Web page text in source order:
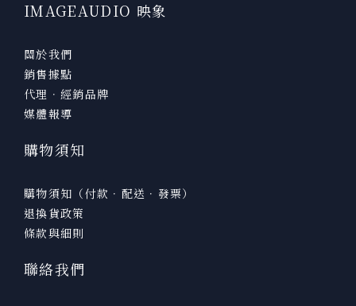
IMAGEAUDIO 映象
關於我們
銷售據點
代理．經銷品牌
媒體報導
購物須知
購物須知（付款．配送．發票）
退換貨政策
條款與細則
聯絡我們